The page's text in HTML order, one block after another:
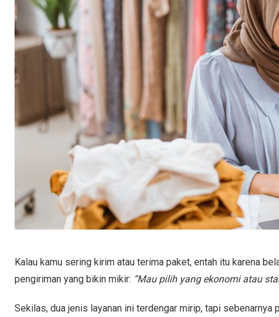
Kalau kamu sering kirim atau terima paket, entah itu karena
pengiriman yang bikin mikir: “Mau pilih yang ekonomi atau
Sekilas, dua jenis layanan ini terdengar mirip, tapi